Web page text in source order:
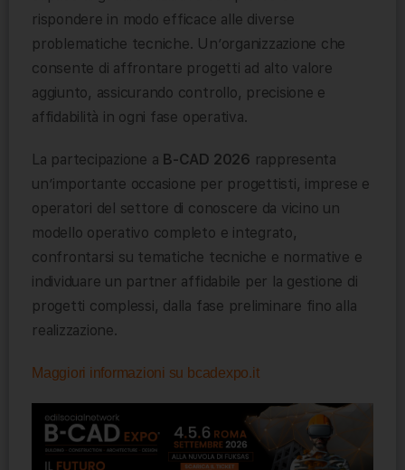
rispondere in modo efficace alle diverse
problematiche tecniche. Un’organizzazione che
consente di affrontare progetti ad alto valore
aggiunto, assicurando controllo, precisione e
affidabilità in ogni fase operativa.
La partecipazione a B-CAD 2026 rappresenta
un’importante occasione per progettisti, imprese e
operatori del settore di conoscere da vicino un
modello operativo completo e integrato,
confrontarsi su tematiche tecniche e normative e
individuare un partner affidabile per la gestione di
progetti complessi, dalla fase preliminare fino alla
realizzazione.
Maggiori informazioni su bcadexpo.it